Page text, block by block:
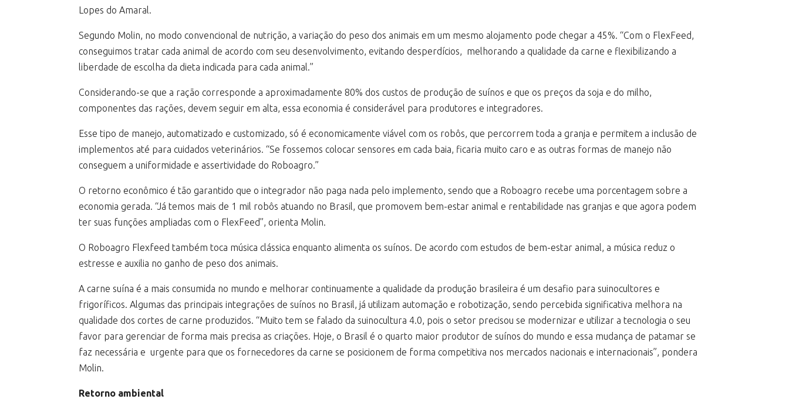
Lopes do Amaral.
Segundo Molin, no modo convencional de nutrição, a variação do peso dos animais em um mesmo alojamento pode chegar a 45%. “Com o FlexFeed,
conseguimos tratar cada animal de acordo com seu desenvolvimento, evitando desperdícios, melhorando a qualidade da carne e flexibilizando a
liberdade de escolha da dieta indicada para cada animal.”
Considerando-se que a ração corresponde a aproximadamente 80% dos custos de produção de suínos e que os preços da soja e do milho,
componentes das rações, devem seguir em alta, essa economia é considerável para produtores e integradores.
Esse tipo de manejo, automatizado e customizado, só é economicamente viável com os robôs, que percorrem toda a granja e permitem a inclusão de
implementos até para cuidados veterinários. “Se fossemos colocar sensores em cada baia, ficaria muito caro e as outras formas de manejo não
conseguem a uniformidade e assertividade do Roboagro.”
O retorno econômico é tão garantido que o integrador não paga nada pelo implemento, sendo que a Roboagro recebe uma porcentagem sobre a
economia gerada. “Já temos mais de 1 mil robôs atuando no Brasil, que promovem bem-estar animal e rentabilidade nas granjas e que agora podem
ter suas funções ampliadas com o FlexFeed”, orienta Molin.
O Roboagro Flexfeed também toca música clássica enquanto alimenta os suínos. De acordo com estudos de bem-estar animal, a música reduz o
estresse e auxilia no ganho de peso dos animais.
A carne suína é a mais consumida no mundo e melhorar continuamente a qualidade da produção brasileira é um desafio para suinocultores e
frigoríficos. Algumas das principais integrações de suínos no Brasil, já utilizam automação e robotização, sendo percebida significativa melhora na
qualidade dos cortes de carne produzidos. “Muito tem se falado da suinocultura 4.0, pois o setor precisou se modernizar e utilizar a tecnologia o seu
favor para gerenciar de forma mais precisa as criações. Hoje, o Brasil é o quarto maior produtor de suínos do mundo e essa mudança de patamar se
faz necessária e urgente para que os fornecedores da carne se posicionem de forma competitiva nos mercados nacionais e internacionais”, pondera
Molin.
Retorno ambiental